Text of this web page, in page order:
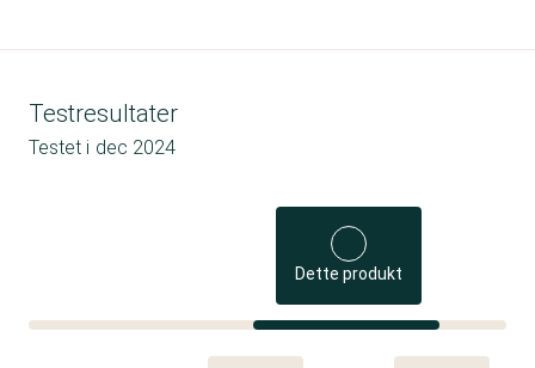
Testresultater
Testet i dec 2024
Dette produkt